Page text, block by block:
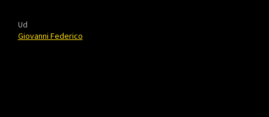
Ud
Giovanni Federico